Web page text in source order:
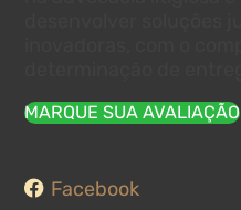
MARQUE SUA AVALIAÇÃO
Facebook